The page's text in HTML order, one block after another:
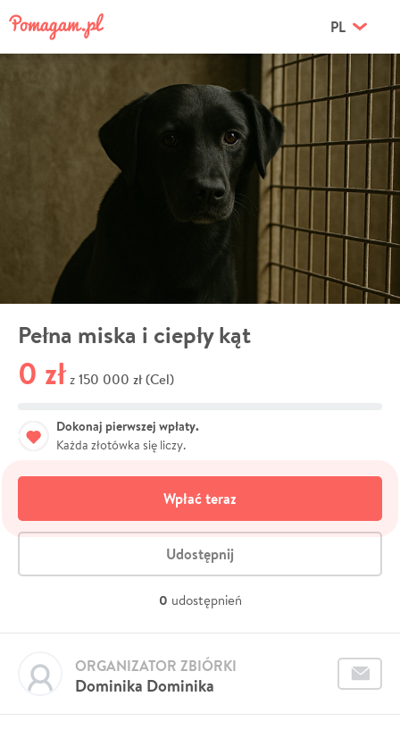
PL
Pełna miska i ciepły kąt
0 zł z 150 000 zł (Cel)
Dokonaj pierwszej wpłaty.
Każda złotówka się liczy.
Wpłać teraz
Udostępnij
0 udostępnień
Dominika Dominika
ORGANIZATOR ZBIÓRKI